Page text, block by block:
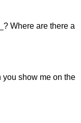
Where are there a
you show me on the